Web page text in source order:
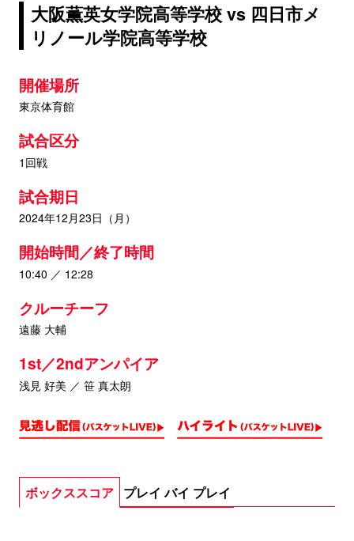
大阪薫英女学院高等学校 vs 四日市メ
リノール学院高等学校
開催場所
東京体育館
試合区分
1回戦
試合期日
2024年12月23日（月）
開始時間／終了時間
10:40 ／ 12:28
クルーチーフ
遠藤 大輔
1st／2ndアンパイア
浅見 好美 ／ 笹 真太朗
ボックススコア プレイ バイ プレイ